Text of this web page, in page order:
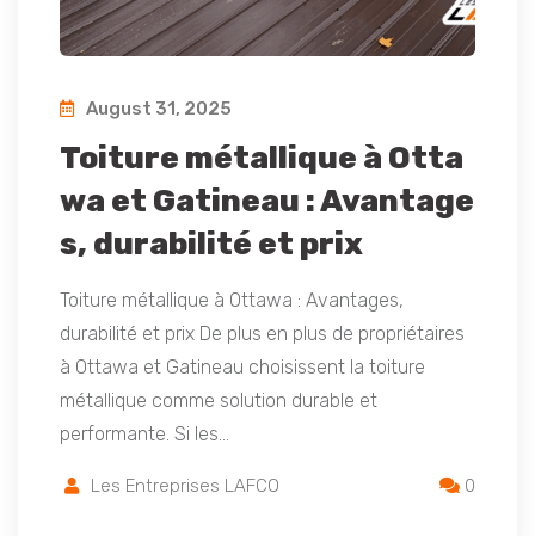
August 31, 2025
Toiture métallique à Otta
wa et Gatineau : Avantage
s, durabilité et prix
Toiture métallique à Ottawa : Avantages,
durabilité et prix De plus en plus de propriétaires
à Ottawa et Gatineau choisissent la toiture
métallique comme solution durable et
performante. Si les…
Les Entreprises LAFCO 0